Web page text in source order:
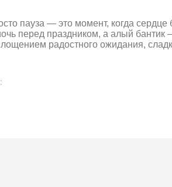
пауза — это момент, когда
перед праздником, а алый бантик
радостного ожидания,